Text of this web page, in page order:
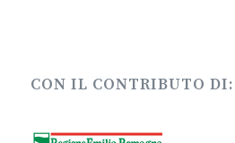
CON IL CONTRIBUTO DI: